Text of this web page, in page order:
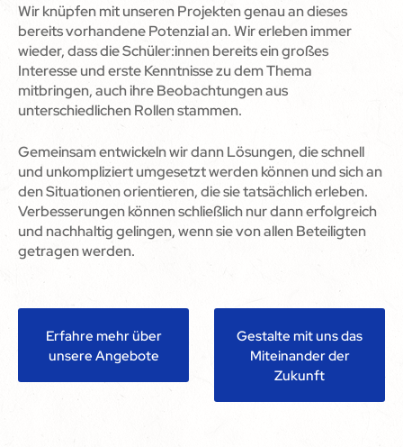
Wir knüpfen mit unseren Projekten genau an dieses
bereits vorhandene Potenzial an. Wir erleben immer
wieder, dass die Schüler:innen bereits ein großes
Interesse und erste Kenntnisse zu dem Thema
mitbringen, auch ihre Beobachtungen aus
unterschiedlichen Rollen stammen.
Gemeinsam entwickeln wir dann Lösungen, die schnell
und unkompliziert umgesetzt werden können und sich an
den Situationen orientieren, die sie tatsächlich erleben.
Verbesserungen können schließlich nur dann erfolgreich
und nachhaltig gelingen, wenn sie von allen Beteiligten
getragen werden.
Erfahre mehr über
unsere Angebote
Gestalte mit uns das
Miteinander der
Zukunft